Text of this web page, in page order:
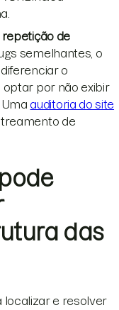
de
semelhantes, o
o
optar por não exibir
Umaauditoria do site
de
das
localizar e resolver